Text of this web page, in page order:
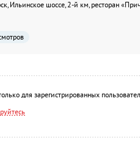
Ильинское шоссе, 2-й км, ресторан
для зарегистрированных